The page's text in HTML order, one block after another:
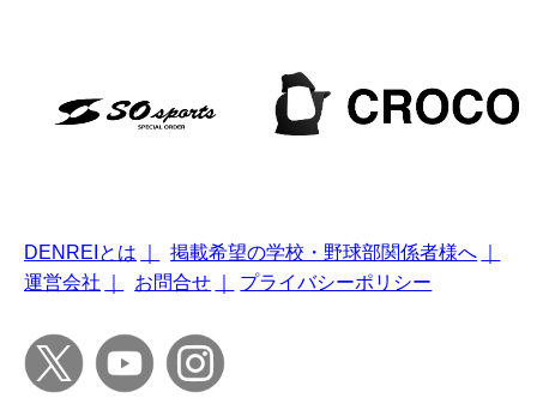
DENREIとは ｜ 掲載希望の学校・野球部関係者様へ
｜
運営会社
｜ お問合せ ｜ プライバシーポリシー